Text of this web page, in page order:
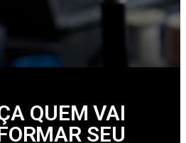
QUEM VAI
SEU